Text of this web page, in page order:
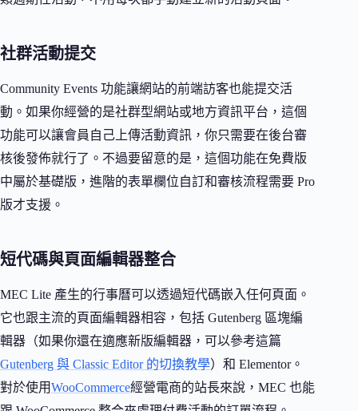
社群活動提交
Community Events 功能讓網站的前端訪客也能提交活
動。如果你經營的是社群型網站或地方資訊平台，這個
功能可以讓會員自己上傳活動資訊，你只需要在後台審
核後發佈就行了。不過要留意的是，這個功能在免費版
中屬於基礎版，進階的表單欄位自訂和審核流程需要 Pro
版才支援。
短代碼與頁面編輯器整合
MEC Lite 產生的行事曆可以透過短代碼嵌入任何頁面。
它也跟主流的頁面編輯器相容，包括 Gutenberg 區塊編
輯器（如果你還在適應新版編輯器，可以參考這篇
Gutenberg 與 Classic Editor 的切換教學）和 Elementor。
對於使用WooCommerce經營電商的站長來說，MEC 也能